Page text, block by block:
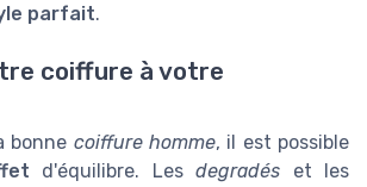
parfait.
coiffure à votre
bonne coiffure homme, il est possible
d'équilibre. Les degradés et les